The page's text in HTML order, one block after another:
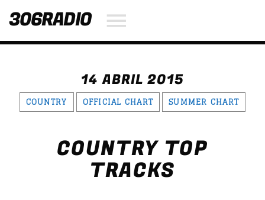
306RADIO
Twitter
NOW ON AIR14 ABRIL 2015
COUNTRY OFFICIAL CHART SUMMER CHART
COUNTRY TOP
TRACKS